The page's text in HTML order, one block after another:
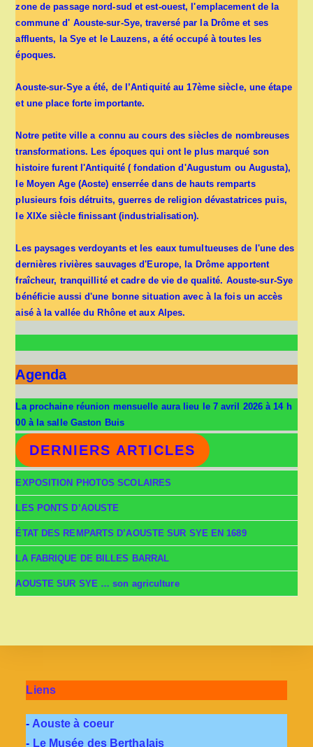
zone de passage nord-sud et est-ouest, l'emplacement de la
commune d' Aouste-sur-Sye, traversé par la Drôme et ses
affluents, la Sye et le Lauzens, a été occupé à toutes les
époques.
Aouste-sur-Sye a été, de l’Antiquité au 17ème siècle, une étape
et une place forte importante.
Notre petite ville a connu au cours des siècles de nombreuses
transformations. Les époques qui ont le plus marqué son
histoire furent l'Antiquité ( fondation d'Augustum ou Augusta),
le Moyen Age (Aoste) enserrée dans de hauts remparts
plusieurs fois détruits, guerres de religion dévastatrices puis,
le XIXe siècle finissant (industrialisation).
Les paysages verdoyants et les eaux tumultueuses de l'une des
dernières rivières sauvages d'Europe, la Drôme apportent
fraîcheur, tranquillité et cadre de vie de qualité. Aouste-sur-Sye
bénéficie aussi d'une bonne situation avec à la fois un accès
aisé à la vallée du Rhône et aux Alpes.
Agenda
La prochaine réunion mensuelle aura lieu le 7 avril 2026 à 14 h
00 à la salle Gaston Buis
DERNIERS ARTICLES
EXPOSITION PHOTOS SCOLAIRES
LES PONTS D’AOUSTE
ÉTAT DES REMPARTS D’AOUSTE SUR SYE EN 1689
LA FABRIQUE DE BILLES BARRAL
AOUSTE SUR SYE … son agriculture
Liens
- Aouste à coeur
- Le Musée des Berthalais